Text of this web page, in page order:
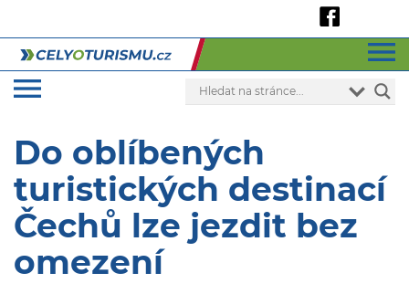
Do oblíbených
turistických destinací
Čechů lze jezdit bez
omezení